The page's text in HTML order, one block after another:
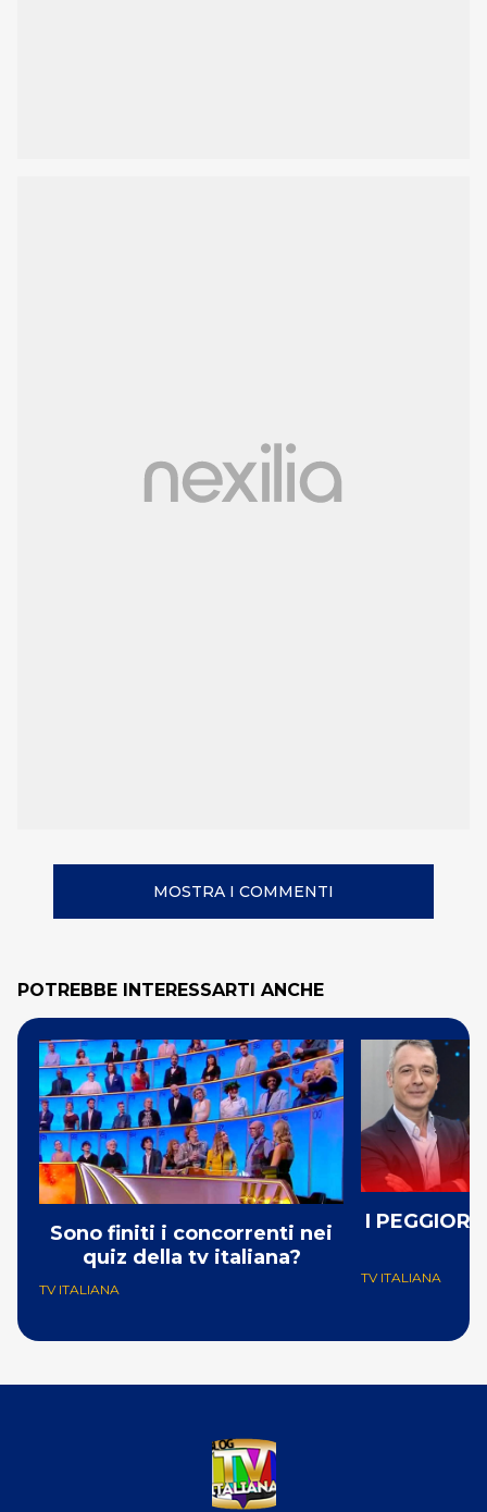
MOSTRA I COMMENTI
POTREBBE INTERESSARTI ANCHE
Sono finiti i concorrenti nei
quiz della tv italiana?
TV ITALIANA
I
TV ITALIANA